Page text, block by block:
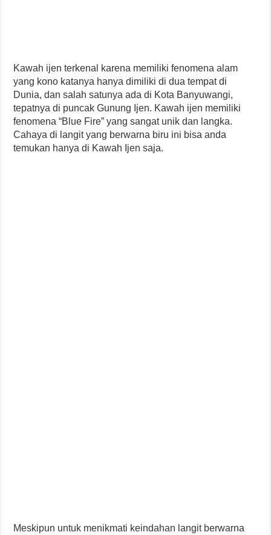
Kawah ijen terkenal karena memiliki fenomena alam
yang kono katanya hanya dimiliki di dua tempat di
Dunia, dan salah satunya ada di Kota Banyuwangi,
tepatnya di puncak Gunung Ijen. Kawah ijen memiliki
fenomena “Blue Fire” yang sangat unik dan langka.
Cahaya di langit yang berwarna biru ini bisa anda
temukan hanya di Kawah Ijen saja.
Meskipun untuk menikmati keindahan langit berwarna